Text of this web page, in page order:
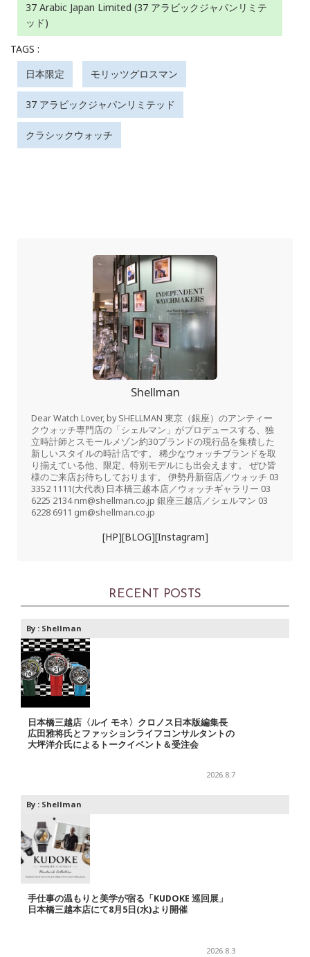
37 Arabic Japan Limited (37 アラビックジャパンリミテ
ッド)
TAGS :
日本限定
モリッツグロスマン
37 アラビックジャパンリミテッド
クラシックウォッチ
Shellman
Dear Watch Lover, by SHELLMAN 東京（銀座）のアンティー
クウォッチ専門店の「シェルマン」がプロデュースする、独
立時計師とスモールメゾン約30ブランドの現行品を集積した
新しいスタイルの時計店です。 稀少なウォッチブランドを取
り揃えている他、限定、特別モデルにも出会えます。 ぜひ皆
様のご来店お待ちしております。 伊勢丹新宿店／ウォッチ 03
3352 1111(大代表) 日本橋三越本店／ウォッチギャラリー 03
6225 2134 nm@shellman.co.jp 銀座三越店／シェルマン 03
6228 6911 gm@shellman.co.jp
[HP][BLOG][Instagram]
RECENT POSTS
By : Shellman
日本橋三越店〈ルイ モネ〉クロノス日本版編集長
広田雅将氏とファッションライフコンサルタントの
大坪洋介氏によるトークイベント＆受注会
2026.8.7
By : Shellman
手仕事の温もりと美学が宿る「KUDOKE 巡回展」
日本橋三越本店にて8月5日(水)より開催
2026.8.3